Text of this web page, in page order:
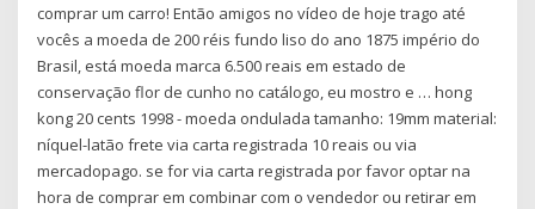
comprar um carro! Então amigos no vídeo de hoje trago até
vocês a moeda de 200 réis fundo liso do ano 1875 império do
Brasil, está moeda marca 6.500 reais em estado de
conservação flor de cunho no catálogo, eu mostro e … hong
kong 20 cents 1998 - moeda ondulada tamanho: 19mm material:
níquel-latão frete via carta registrada 10 reais ou via
mercadopago. se for via carta registrada por favor optar na
hora de comprar em combinar com o vendedor ou retirar em